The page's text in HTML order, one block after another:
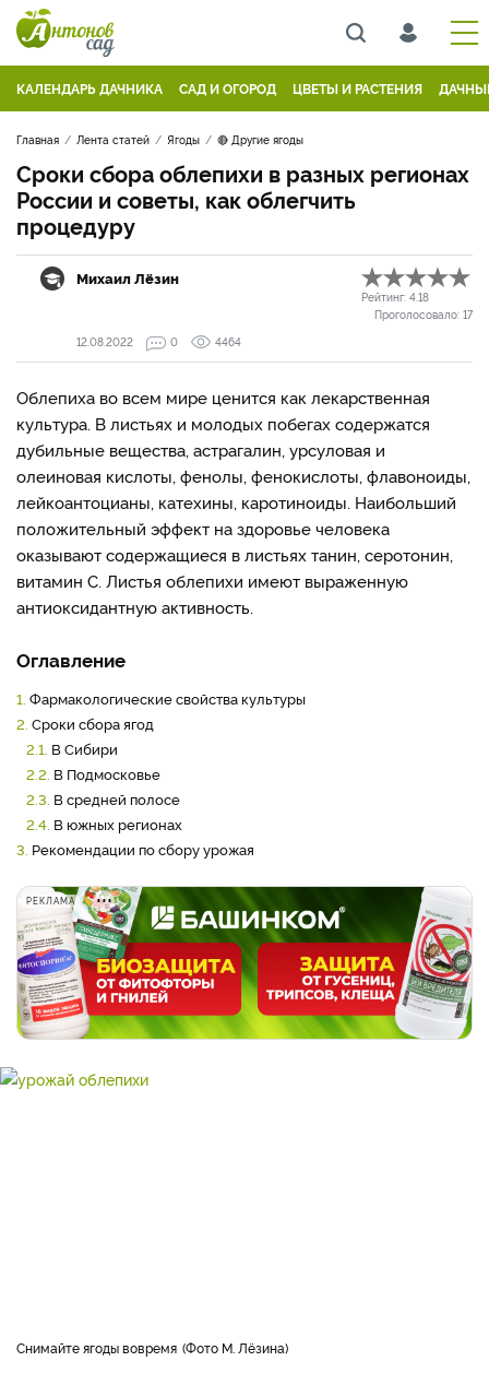
КАЛЕНДАРЬ ДАЧНИКА САД И ОГОРОД ЦВЕТЫ И РАСТЕНИЯ
Главная Лента статей Ягоды 🔴 Другие ягоды
Сроки сбора облепихи в разных регионах
России и советы, как облегчить
процедуру
Михаил Лёзин
Рейтинг: 4.18
Проголосовало: 17
12.08.2022
0 4464
Облепиха во всем мире ценится как лекарственная
культура. В листьях и молодых побегах содержатся
дубильные вещества, астрагалин, урсуловая и
олеиновая кислоты, фенолы, фенокислоты, флавоноиды,
лейкоантоцианы, катехины, каротиноиды. Наибольший
положительный эффект на здоровье человека
оказывают содержащиеся в листьях танин, серотонин,
витамин С. Листья облепихи имеют выраженную
антиоксидантную активность.
Оглавление
1. Фармакологические свойства культуры
2. Сроки сбора ягод
2.1. В Сибири
2.2. В Подмосковье
2.3. В средней полосе
2.4. В южных регионах
3. Рекомендации по сбору урожая
РЕКЛАМА
снимайте ягоды вовремя Фото М. Лёзина